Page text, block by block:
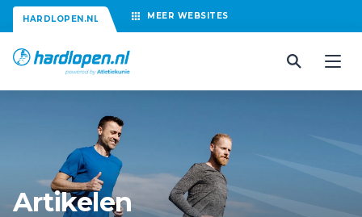
HARDLOPEN.NL MEER WEBSITES
Artikelen